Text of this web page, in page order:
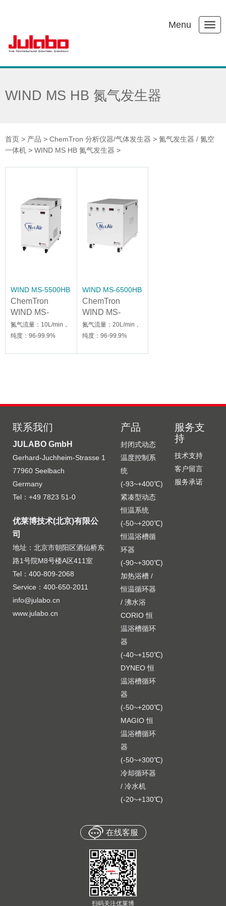
Menu
WIND MS HB 氮气发生器
首页 > 产品 > ChemTron 分析仪器/气体发生器 > 氮气发生器 / 氮空
一体机 > WIND MS HB 氮气发生器 >
WIND MS-5500HB
ChemTron
WIND MS-
5500HB液质用
氮气发生器
氮气流量：10L/min，
纯度：96-99.9%
WIND MS-6500HB
ChemTron
WIND MS-
6500HB液质用
氮气发生器
氮气流量：20L/min，
纯度：96-99.9%
联系我们
JULABO GmbH
Gerhard-Juchheim-Strasse 1
77960 Seelbach
Germany
Tel：+49 7823 51-0
优莱博技术(北京)有限公
司
地址：北京市朝阳区酒仙桥东
路1号院M8号楼A区411室
Tel：400-809-2068
Service：400-650-2011
info@julabo.cn
www.julabo.cn
产品
封闭式动态
温度控制系
统
(-93~+400℃)
紧凑型动态
恒温系统
(-50~+200℃)
恒温浴槽循
环器
(-90~+300℃)
加热浴槽 /
恒温循环器
/ 沸水浴
CORIO 恒
温浴槽循环
器
(-40~+150℃)
DYNEO 恒
温浴槽循环
器
(-50~+200℃)
MAGIO 恒
温浴槽循环
器
(-50~+300℃)
冷却循环器
/ 冷水机
(-20~+130℃)
服务支
持
技术支持
客户留言
服务承诺
在线客服
扫码关注优莱博